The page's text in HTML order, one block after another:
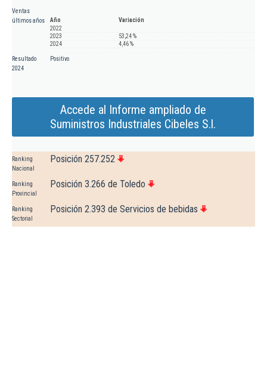
Ventas
últimos años
Año
Variación
2022
2023
53,24 %
2024
4,46 %
Resultado
2024
Positivo
Accede al Informe ampliado de
Suministros Industriales Cibeles S.l.
Ranking
Nacional
Posición 257.252
Ranking
Provincial
Posición 3.266 de Toledo
Ranking
Sectorial
Posición 2.393 de Servicios de bebidas